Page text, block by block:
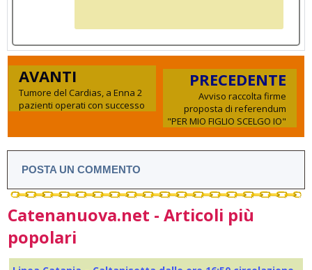
AVANTI
Tumore del Cardias, a Enna 2
pazienti operati con successo
PRECEDENTE
Avviso raccolta firme
proposta di referendum
"PER MIO FIGLIO SCELGO IO"
POSTA UN COMMENTO
Catenanuova.net - Articoli più
popolari